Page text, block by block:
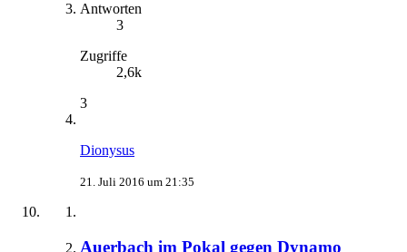
Antworten
3
Zugriffe
2,6k
3
Dionysus
21. Juli 2016 um 21:35
Auerbach im Pokal gegen Dynamo